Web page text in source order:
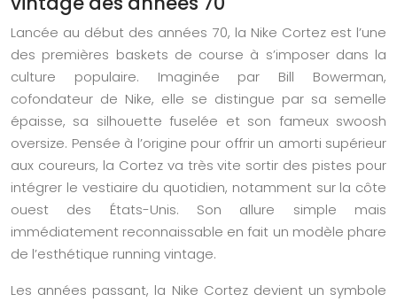
Lancée au début des années 70, la Nike Cortez est l’une
des premières baskets de course à s’imposer dans la
culture populaire. Imaginée par Bill Bowerman,
cofondateur de Nike, elle se distingue par sa semelle
épaisse, sa silhouette fuselée et son fameux swoosh
oversize. Pensée à l’origine pour offrir un amorti supérieur
aux coureurs, la Cortez va très vite sortir des pistes pour
intégrer le vestiaire du quotidien, notamment sur la côte
ouest des États-Unis. Son allure simple mais
immédiatement reconnaissable en fait un modèle phare
de l’esthétique running vintage.
Les années passant, la Nike Cortez devient un symbole